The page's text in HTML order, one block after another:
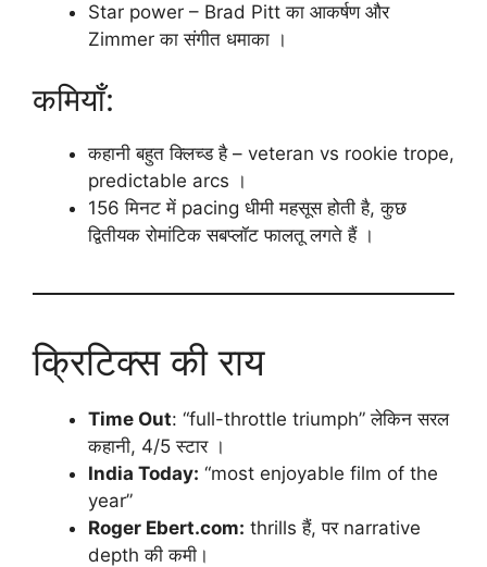
Star power – Brad Pitt का आकर्षण और
Zimmer का संगीत धमाका ।
कमियाँ:
कहानी बहुत क्लिच्ड है – veteran vs rookie trope,
predictable arcs ।
156 मिनट में pacing धीमी महसूस होती है, कुछ
द्वितीयक रोमांटिक सबप्लॉट फालतू लगते हैं ।
क्रिटिक्स की राय
Time Out: “full-throttle triumph” लेकिन सरल
कहानी, 4/5 स्टार ।
India Today: “most enjoyable film of the
year”
Roger Ebert.com: thrills हैं, पर narrative
depth की कमी।